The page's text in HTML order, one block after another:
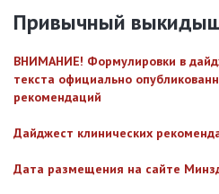
Привычный
ВНИМАНИЕ! Формулировки в
текста официально
рекомендаций
Дайджест клинических
Дата размещения на сайте